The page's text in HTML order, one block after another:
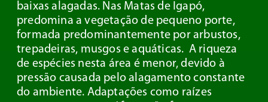
baixas alagadas. Nas Matas de Igapó,
predomina a vegetação de pequeno porte,
formada predominantemente por arbustos,
trepadeiras, musgos e aquáticas. A riqueza
de espécies nesta área é menor, devido à
pressão causada pelo alagamento constante
do ambiente. Adaptações como raízes